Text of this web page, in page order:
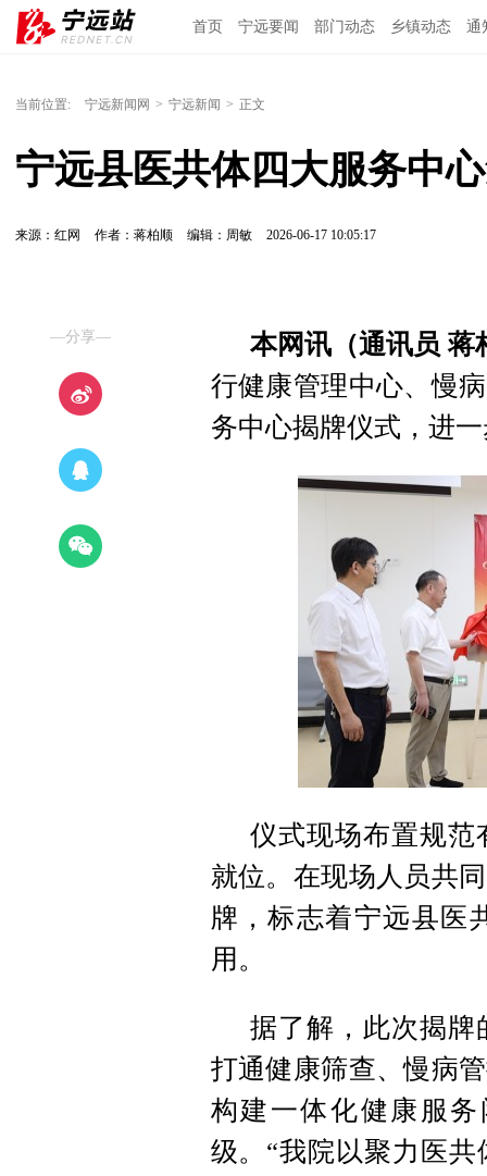
首页 宁远要闻 部门动态 乡镇动态 通
当前位置: 宁远新闻网 > 宁远新闻 > 正文
宁远县医共体四大服务中
来源：红网 作者：蒋柏顺 编辑：周敏 2026-06-17 10:05:17
—分享—
本网讯（通讯员 蒋
行健康管理中心、慢
务中心揭牌仪式，进
仪式现场布置规范
就位。在现场人员共
牌，标志着宁远县医
用。
据了解，此次揭牌
打通健康筛查、慢病
构建一体化健康服
级。“我院以聚力医